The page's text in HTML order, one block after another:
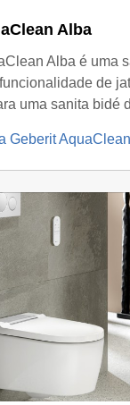
Alba
Alba é uma
de
uma sanita bidé
Geberit